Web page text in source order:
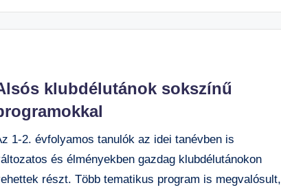
klubdélutánok sokszínű
1-2. évfolyamos tanulók az idei tanévben is
és élményekben gazdag klubdélutánokon
részt. Több tematikus program is megvalósult,